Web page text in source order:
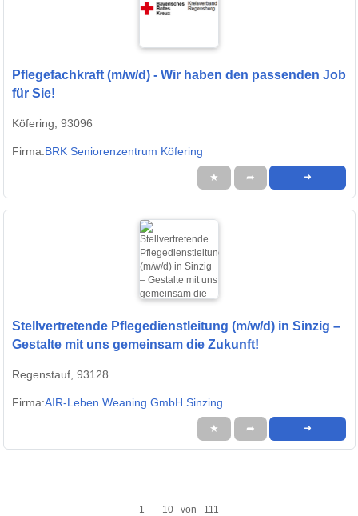
Pflegefachkraft (m/w/d) - Wir haben den passenden Job
für Sie!
Köfering, 93096
Firma:BRK Seniorenzentrum Köfering
★ ➦ ➜
Stellvertretende Pflegedienstleitung (m/w/d) in Sinzig –
Gestalte mit uns gemeinsam die Zukunft!
Regenstauf, 93128
Firma:AIR-Leben Weaning GmbH Sinzing
★ ➦ ➜
1 - 10 von 111